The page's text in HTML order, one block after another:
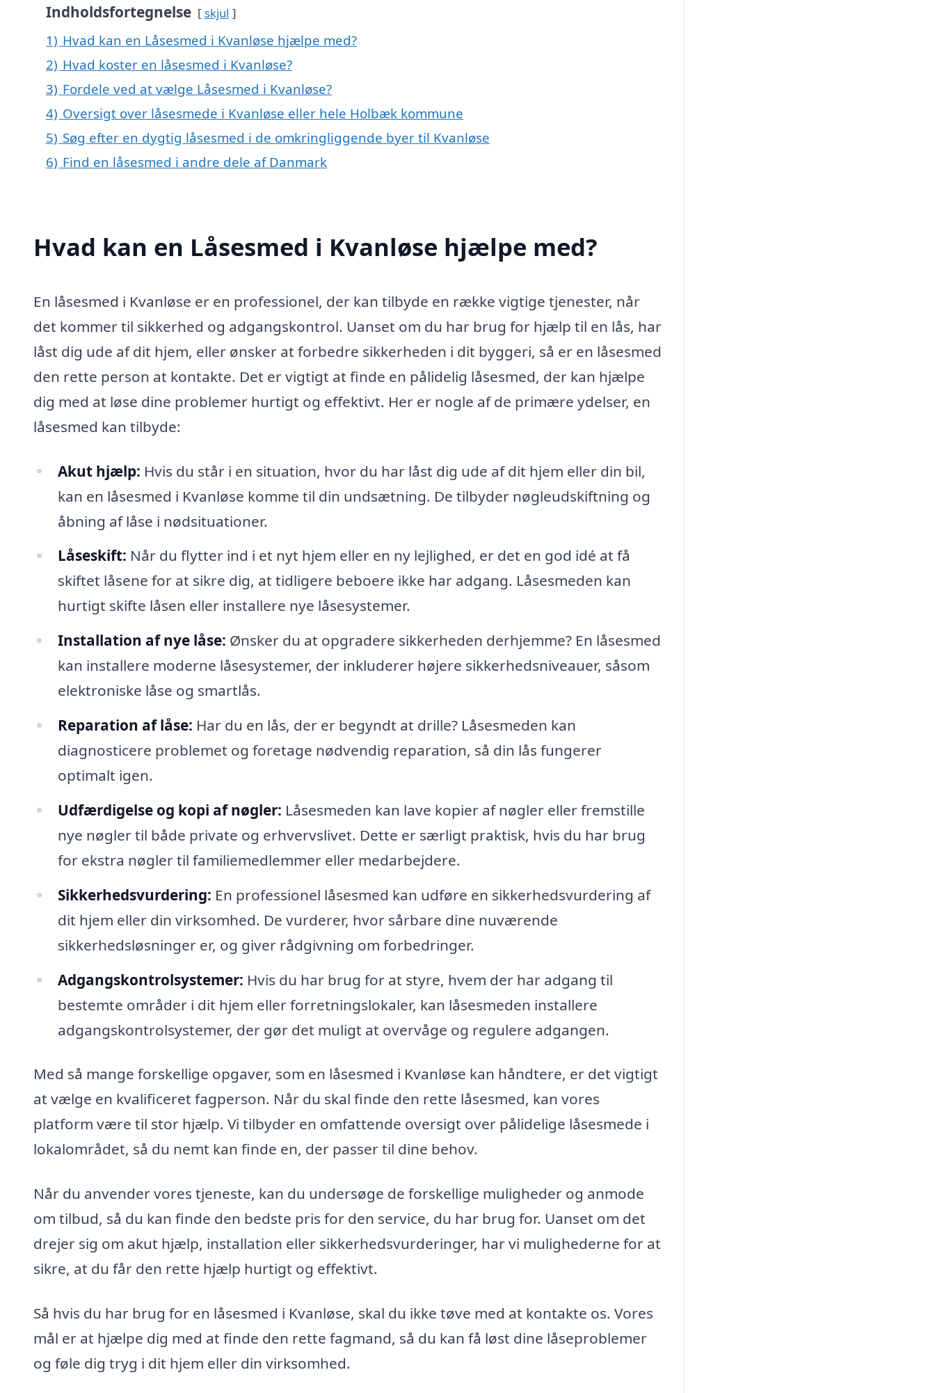
Indholdsfortegnelse skjul
1) Hvad kan en Låsesmed i Kvanløse hjælpe med?
2) Hvad koster en låsesmed i Kvanløse?
3) Fordele ved at vælge Låsesmed i Kvanløse?
4) Oversigt over låsesmede i Kvanløse eller hele Holbæk kommune
5) Søg efter en dygtig låsesmed i de omkringliggende byer til Kvanløse
6) Find en låsesmed i andre dele af Danmark
Hvad kan en Låsesmed i Kvanløse hjælpe med?
En låsesmed i Kvanløse er en professionel, der kan tilbyde en række vigtige tjenester, når
det kommer til sikkerhed og adgangskontrol. Uanset om du har brug for hjælp til en lås, har
låst dig ude af dit hjem, eller ønsker at forbedre sikkerheden i dit byggeri, så er en låsesmed
den rette person at kontakte. Det er vigtigt at finde en pålidelig låsesmed, der kan hjælpe
dig med at løse dine problemer hurtigt og effektivt. Her er nogle af de primære ydelser, en
låsesmed kan tilbyde:
Akut hjælp: Hvis du står i en situation, hvor du har låst dig ude af dit hjem eller din bil,
kan en låsesmed i Kvanløse komme til din undsætning. De tilbyder nøgleudskiftning og
åbning af låse i nødsituationer.
Låseskift: Når du flytter ind i et nyt hjem eller en ny lejlighed, er det en god idé at få
skiftet låsene for at sikre dig, at tidligere beboere ikke har adgang. Låsesmeden kan
hurtigt skifte låsen eller installere nye låsesystemer.
Installation af nye låse: Ønsker du at opgradere sikkerheden derhjemme? En låsesmed
kan installere moderne låsesystemer, der inkluderer højere sikkerhedsniveauer, såsom
elektroniske låse og smartlås.
Reparation af låse: Har du en lås, der er begyndt at drille? Låsesmeden kan
diagnosticere problemet og foretage nødvendig reparation, så din lås fungerer
optimalt igen.
Udfærdigelse og kopi af nøgler: Låsesmeden kan lave kopier af nøgler eller fremstille
nye nøgler til både private og erhvervslivet. Dette er særligt praktisk, hvis du har brug
for ekstra nøgler til familiemedlemmer eller medarbejdere.
Sikkerhedsvurdering: En professionel låsesmed kan udføre en sikkerhedsvurdering af
dit hjem eller din virksomhed. De vurderer, hvor sårbare dine nuværende
sikkerhedsløsninger er, og giver rådgivning om forbedringer.
Adgangskontrolsystemer: Hvis du har brug for at styre, hvem der har adgang til
bestemte områder i dit hjem eller forretningslokaler, kan låsesmeden installere
adgangskontrolsystemer, der gør det muligt at overvåge og regulere adgangen.
Med så mange forskellige opgaver, som en låsesmed i Kvanløse kan håndtere, er det vigtigt
at vælge en kvalificeret fagperson. Når du skal finde den rette låsesmed, kan vores
platform være til stor hjælp. Vi tilbyder en omfattende oversigt over pålidelige låsesmede i
lokalområdet, så du nemt kan finde en, der passer til dine behov.
Når du anvender vores tjeneste, kan du undersøge de forskellige muligheder og anmode
om tilbud, så du kan finde den bedste pris for den service, du har brug for. Uanset om det
drejer sig om akut hjælp, installation eller sikkerhedsvurderinger, har vi mulighederne for at
sikre, at du får den rette hjælp hurtigt og effektivt.
Så hvis du har brug for en låsesmed i Kvanløse, skal du ikke tøve med at kontakte os. Vores
mål er at hjælpe dig med at finde den rette fagmand, så du kan få løst dine låseproblemer
og føle dig tryg i dit hjem eller din virksomhed.